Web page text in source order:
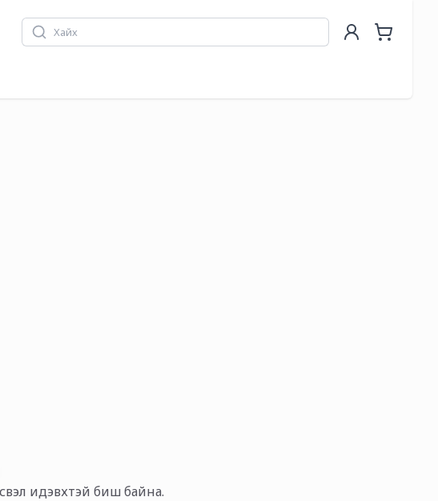
эсвэл идэвхтэй биш байна.